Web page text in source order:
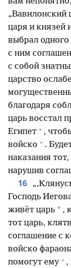
„Вавилонский
царя и князей
выбрал
с ним
с собой
царство
благодаря
царь восстал
Египет + ,
войско + .
наказания
нарушив
16
Господь
живёт царь * ,
тот царь,
соглашение с
войско
помогут ему + ,